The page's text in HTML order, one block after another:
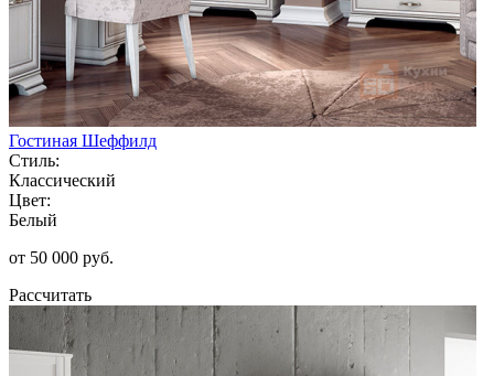
Гостиная Шеффилд
Стиль:
Классический
Цвет:
Белый
от 50 000 руб.
Рассчитать